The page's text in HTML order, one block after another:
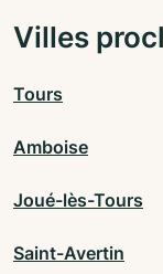
Villes
Tours
Amboise
Joué-lès-Tours
Saint-Avertin